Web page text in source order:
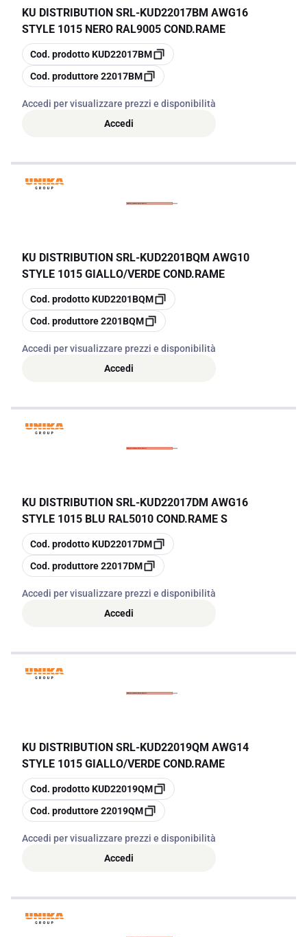
KU DISTRIBUTION SRL-KUD22017BM AWG16
STYLE 1015 NERO RAL9005 COND.RAME
copia
Cod. prodottoKUD22017BM
copia
Cod. produttore22017BM
Accedi per visualizzare prezzi e disponibilità
Accedi
KU DISTRIBUTION SRL-KUD2201BQM AWG10
STYLE 1015 GIALLO/VERDE COND.RAME
copia
Cod. prodottoKUD2201BQM
copia
Cod. produttore2201BQM
Accedi per visualizzare prezzi e disponibilità
Accedi
KU DISTRIBUTION SRL-KUD22017DM AWG16
STYLE 1015 BLU RAL5010 COND.RAME S
copia
Cod. prodottoKUD22017DM
copia
Cod. produttore22017DM
Accedi per visualizzare prezzi e disponibilità
Accedi
KU DISTRIBUTION SRL-KUD22019QM AWG14
STYLE 1015 GIALLO/VERDE COND.RAME
copia
Cod. prodottoKUD22019QM
copia
Cod. produttore22019QM
Accedi per visualizzare prezzi e disponibilità
Accedi